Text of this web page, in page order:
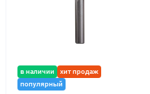
в наличии
хит продаж
популярный